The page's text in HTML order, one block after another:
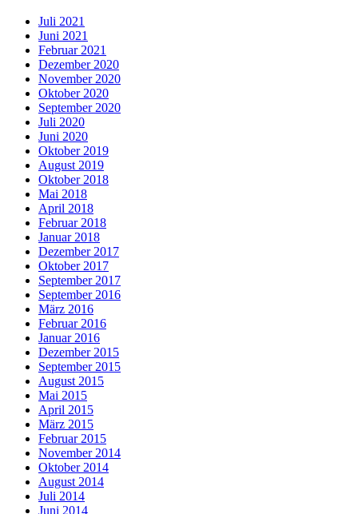
Juli 2021
Juni 2021
Februar 2021
Dezember 2020
November 2020
Oktober 2020
September 2020
Juli 2020
Juni 2020
Oktober 2019
August 2019
Oktober 2018
Mai 2018
April 2018
Februar 2018
Januar 2018
Dezember 2017
Oktober 2017
September 2017
September 2016
März 2016
Februar 2016
Januar 2016
Dezember 2015
September 2015
August 2015
Mai 2015
April 2015
März 2015
Februar 2015
November 2014
Oktober 2014
August 2014
Juli 2014
Juni 2014